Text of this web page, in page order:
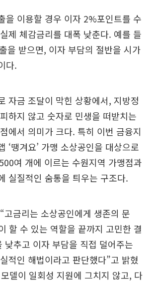
을 이용할 경우 이자 2%포인트를 수
제 체감금리를 대폭 낮춘다. 예를 들
을 받으면, 이자 부담의 절반을 시가
다.
자금 조달이 막힌 상황에서, 지방정
하지 않고 숫자로 민생을 떠받치는
에서 의미가 크다. 특히 이번 금융지
‘땡겨요’ 가맹 소상공인을 대상으로
여 개에 이르는 수원지역 가맹점과
실질적인 숨통을 틔우는 구조다.
고금리는 소상공인에게 생존의 문
할 수 있는 역할을 끝까지 고민한 결
낮추고 이자 부담을 직접 덜어주는
적인 해법이라고 판단했다”고 밝혔
델이 일회성 지원에 그치지 않고, 다